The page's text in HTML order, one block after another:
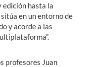
edición hasta la
en un entorno de
y acorde a las
profesores Juan